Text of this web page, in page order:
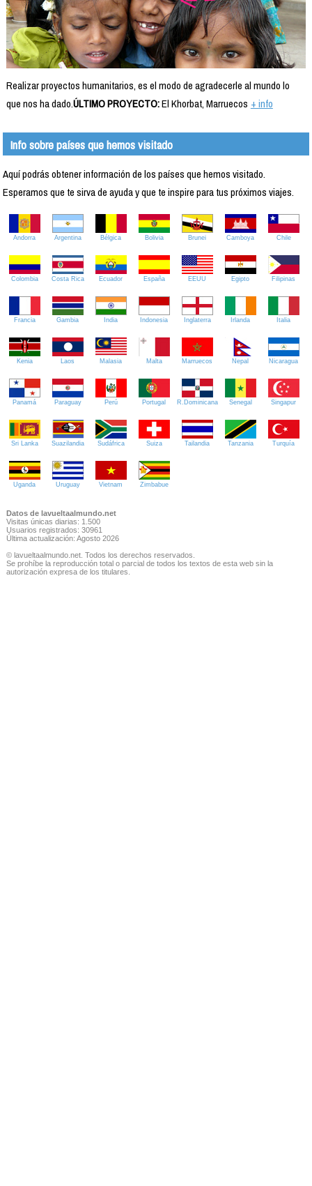
Realizar proyectos humanitarios, es el modo de agradecerle al mundo lo
que nos ha dado.ÚLTIMO PROYECTO:El Khorbat, Marruecos + info
Info sobre países que hemos visitado
Aquí podrás obtener información de los países que hemos visitado.
Esperamos que te sirva de ayuda y que te inspire para tus próximos viajes.
Andorra Argentina Bélgica Bolivia Brunei Camboya Chile
Colombia Costa Rica Ecuador España EEUU Egipto Filipinas
Francia Gambia India Indonesia Inglaterra Irlanda Italia
Kenia Laos Malasia Malta Marruecos Nepal Nicaragua
Panamá Paraguay Perú Portugal R.Dominicana Senegal Singapur
Sri Lanka Suazilandia Sudáfrica Suiza Tailandia Tanzania Turquía
Uganda Uruguay Vietnam Zimbabue
Datos de lavueltaalmundo.net
Visitas únicas diarias: 1.500
Usuarios registrados: 30961
Última actualización: Agosto 2026
© lavueltaalmundo.net. Todos los derechos reservados.
Se prohíbe la reproducción total o parcial de todos los textos de esta web sin la
autorización expresa de los titulares.